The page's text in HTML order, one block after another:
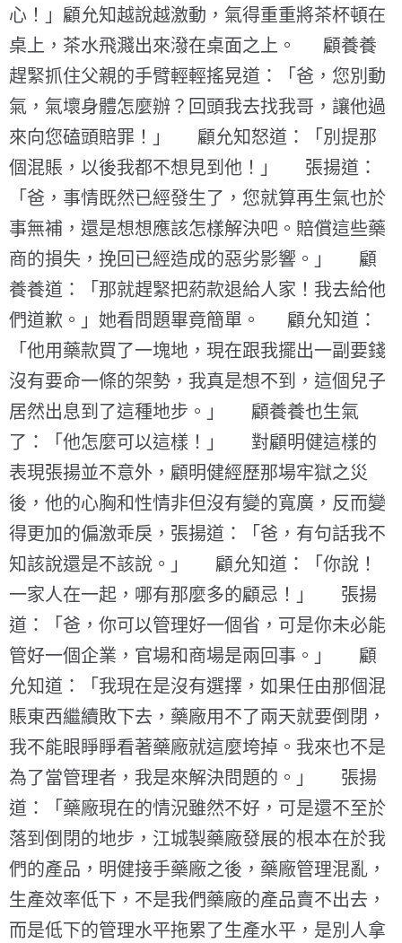
心！」顧允知越說越激動，氣得重重將茶杯頓在
桌上，茶水飛濺出來潑在桌面之上。 顧養養
趕緊抓住父親的手臂輕輕搖晃道：「爸，您別動
氣，氣壞身體怎麼辦？回頭我去找我哥，讓他過
來向您磕頭賠罪！」 顧允知怒道：「別提那
個混賬，以後我都不想見到他！」 張揚道：
「爸，事情既然已經發生了，您就算再生氣也於
事無補，還是想想應該怎樣解決吧。賠償這些藥
商的損失，挽回已經造成的惡劣影響。」 顧
養養道：「那就趕緊把葯款退給人家！我去給他
們道歉。」她看問題畢竟簡單。 顧允知道：
「他用藥款買了一塊地，現在跟我擺出一副要錢
沒有要命一條的架勢，我真是想不到，這個兒子
居然出息到了這種地步。」 顧養養也生氣
了：「他怎麼可以這樣！」 對顧明健這樣的
表現張揚並不意外，顧明健經歷那場牢獄之災
後，他的心胸和性情非但沒有變的寬廣，反而變
得更加的偏激乖戾，張揚道：「爸，有句話我不
知該說還是不該說。」 顧允知道：「你說！
一家人在一起，哪有那麼多的顧忌！」 張揚
道：「爸，你可以管理好一個省，可是你未必能
管好一個企業，官場和商場是兩回事。」 顧
允知道：「我現在是沒有選擇，如果任由那個混
賬東西繼續敗下去，藥廠用不了兩天就要倒閉，
我不能眼睜睜看著藥廠就這麼垮掉。我來也不是
為了當管理者，我是來解決問題的。」 張揚
道：「藥廠現在的情況雖然不好，可是還不至於
落到倒閉的地步，江城製藥廠發展的根本在於我
們的產品，明健接手藥廠之後，藥廠管理混亂，
生產效率低下，不是我們藥廠的產品賣不出去，
而是低下的管理水平拖累了生產水平，是別人拿